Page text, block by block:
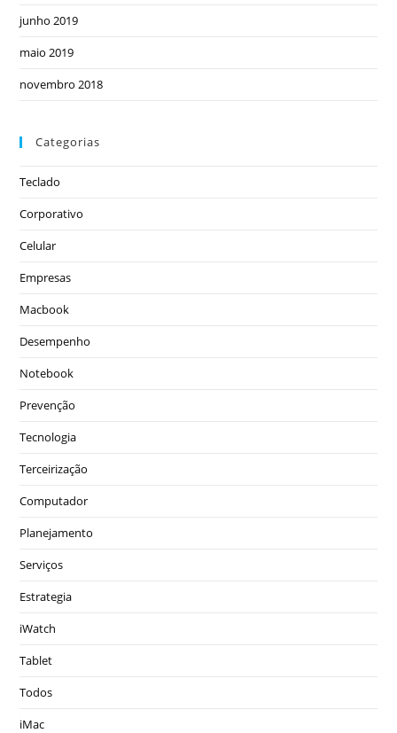
junho 2019
maio 2019
novembro 2018
Categorias
Teclado
Corporativo
Celular
Empresas
Macbook
Desempenho
Notebook
Prevenção
Tecnologia
Terceirização
Computador
Planejamento
Serviços
Estrategia
iWatch
Tablet
Todos
iMac